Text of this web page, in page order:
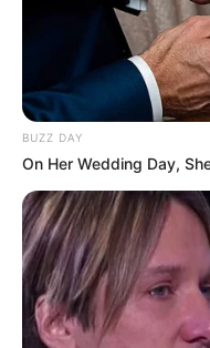
BUZZ DAY
On Her Wedding Day,